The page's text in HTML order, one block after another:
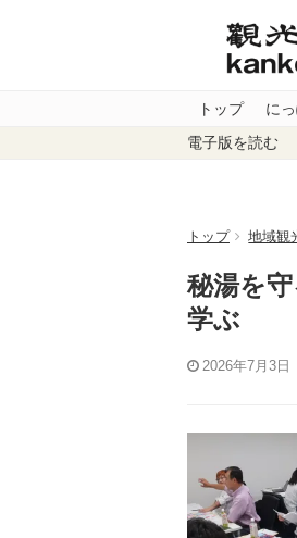
トップ に
電子版を読む
トップ 地域観
秘湯を
学ぶ
2026年7月3日